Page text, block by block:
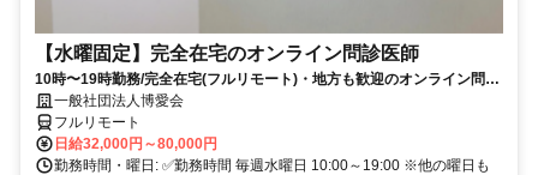
【水曜固定】完全在宅のオンライン問診医師
10時〜19時勤務/完全在宅(フルリモート)・地方も歓迎のオンライン問診
業務一般社団法人博愛会
フルリモート
日給32,000円～80,000円
勤務時間・曜日: ✅勤務時間 毎週水曜日 10:00～19:00 ※他の曜日も